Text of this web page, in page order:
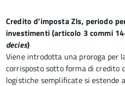
Credito d’imposta Zls, periodo
investimenti (articolo 3 commi
decies)
Viene introdotta una proroga per
corrisposto sotto forma di credito
logistiche semplificate si estende